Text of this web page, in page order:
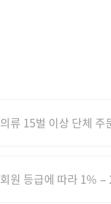
의류 15벌 이상 단체 주
회원 등급에 따라 1% −